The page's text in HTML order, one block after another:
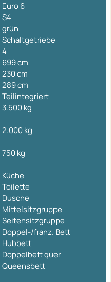
Euro 6
S4
grün
Schaltgetriebe
4
699 cm
230 cm
289 cm
Teilintegriert
3.500 kg
2.000 kg
750 kg
Küche
Toilette
Dusche
Mittelsitzgruppe
Seitensitzgruppe
Doppel-/franz. Bett
Hubbett
Doppelbett quer
Queensbett